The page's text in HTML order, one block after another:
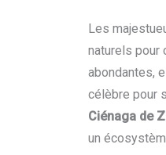
Les
naturels pour
abondantes,
célèbre pour
Ciénaga de
un